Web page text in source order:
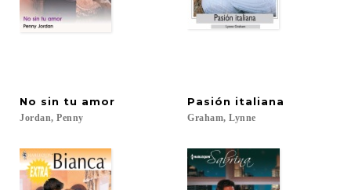
No sin tu amor
Jordan, Penny
Pasión italiana
Graham, Lynne